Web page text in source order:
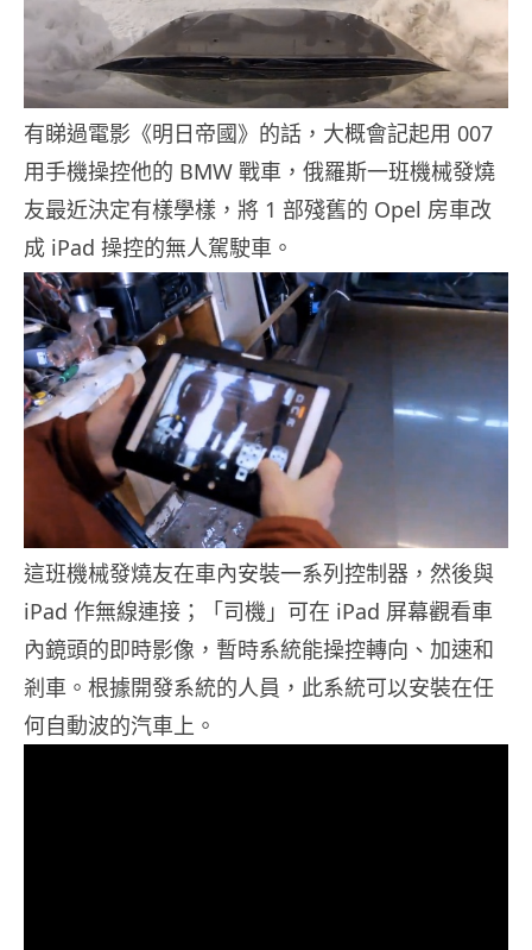
有睇過電影《明日帝國》的話，大概會記起用 007
用手機操控他的 BMW 戰車，俄羅斯一班機械發燒
友最近決定有樣學樣，將 1 部殘舊的 Opel 房車改
成 iPad 操控的無人駕駛車。
這班機械發燒友在車內安裝一系列控制器，然後與
iPad 作無線連接；「司機」可在 iPad 屏幕觀看車
內鏡頭的即時影像，暫時系統能操控轉向、加速和
剎車。根據開發系統的人員，此系統可以安裝在任
何自動波的汽車上。